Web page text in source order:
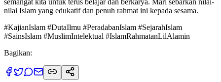
nilai Islam yang edukatif dan penuh rahmat ini kepada sesama.
#KajianIslam #DutaIlmu #PeradabanIslam #SejarahIslam
#SainsIslam #MuslimIntelektual #IslamRahmatanLilAlamin
Bagikan: